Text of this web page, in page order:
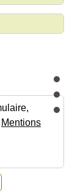
Mentions